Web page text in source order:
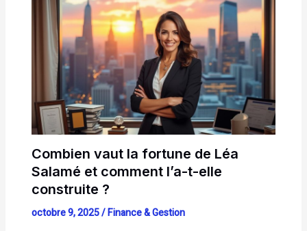
Combien vaut la fortune de Léa
Salamé et comment l’a-t-elle
construite ?
octobre 9, 2025/Finance & Gestion